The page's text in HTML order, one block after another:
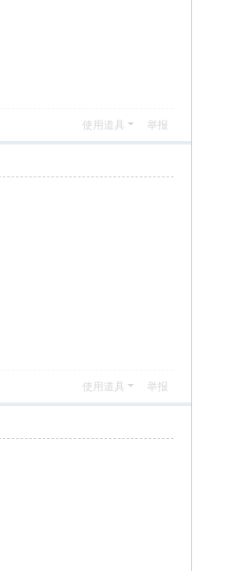
使用道具 举报
使用道具 举报